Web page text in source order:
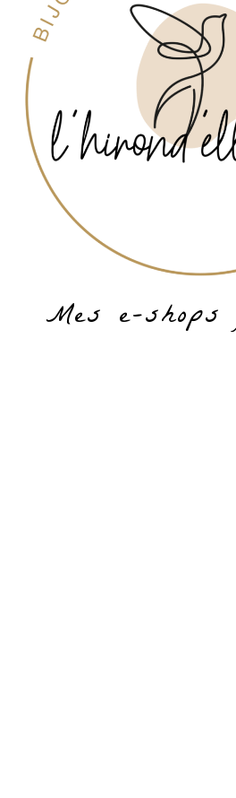
Mes e-